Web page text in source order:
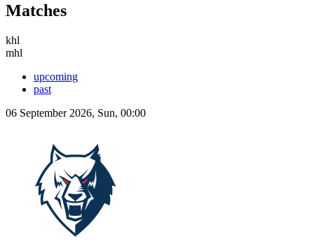
Matches
khl
mhl
upcoming
past
06 September 2026, Sun, 00:00